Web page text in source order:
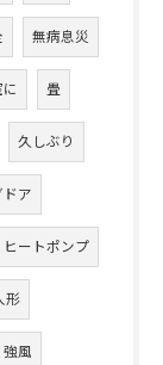
無病息災
畳
久しぶり
ドア
ヒートポンプ
形
強風